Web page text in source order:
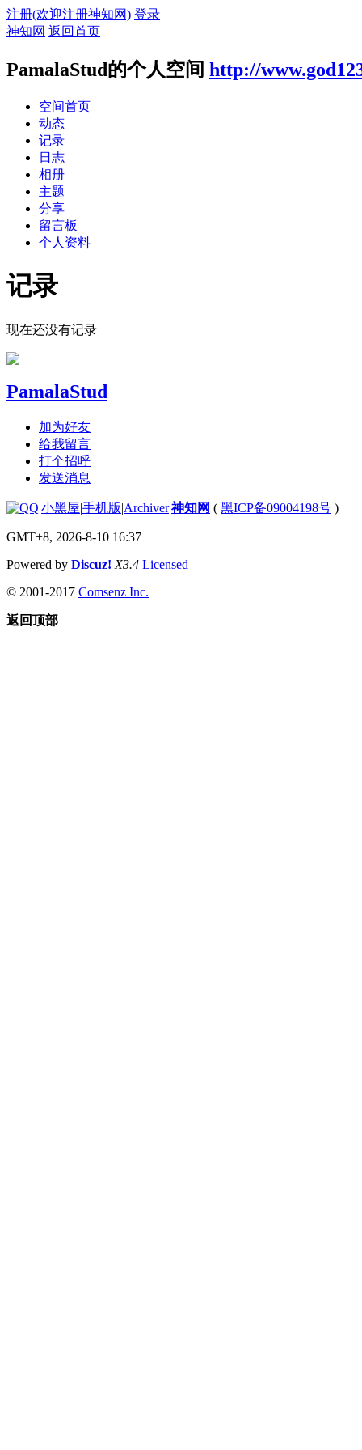
注册(欢迎注册神知网) 登录
神知网 返回首页
PamalaStud的个人空间 http://
空间首页
动态
记录
日志
相册
主题
分享
留言板
个人资料
记录
现在还没有记录
PamalaStud
加为好友
给我留言
打个招呼
发送消息
|小黑屋|手机版|Archiver|神知网 ( 黑ICP备09004198号 )
GMT+8, 2026-8-10 16:37
Powered by Discuz! X3.4 Licensed
© 2001-2017 Comsenz Inc.
返回顶部